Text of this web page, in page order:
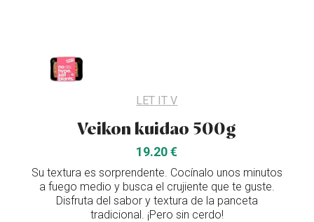
LET IT V
Veikon kuidao 500g
19.20 €
Su textura es sorprendente. Cocínalo unos minutos
a fuego medio y busca el crujiente que te guste.
Disfruta del sabor y textura de la panceta
tradicional. ¡Pero sin cerdo!